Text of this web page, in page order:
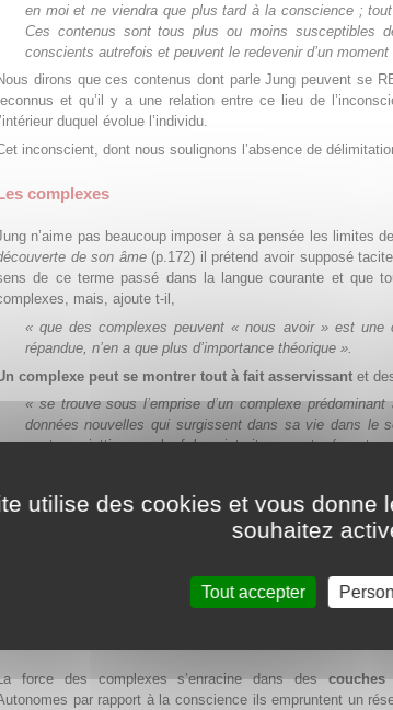
en moi et ne viendra que plus tard à la conscience ;
Ces contenus sont tous plus ou moins susceptibles
conscients autrefois et peuvent le redevenir d’un moment
dirons que ces contenus dont parle Jung peuvent se
et qu’il y a une relation entre ce lieu de
l’intérieur duquel évolue l’individu.
inconscient, dont nous soulignons l’absence de
complexes
n’aime pas beaucoup imposer à sa pensée les limites
de son âme(p.172) il prétend avoir supposé
de ce terme passé dans la langue courante et que
mais, ajoute t-il,
« que des complexes peuvent « nous avoir » est une
répandue, n’en a que plus d’importance théorique ».
complexe peut se montrer tout à fait asservissant et
« se trouve sous l’emprise d’un complexe
données nouvelles qui surgissent dans sa vie dans le
sont assujetties ; en bref, le sujet vit momentanément
complexe possède donc une force,une autonomie et un
mettre l’intention consciente dans un état de non liberté et
modification momentanée et inconsciente de la
possessionil n’y a qu’une
force des complexes s’enracine dans des
par rapport à la conscience ils empruntent un
utilise des cookies et vous donne
souhaitez
Tout accepter